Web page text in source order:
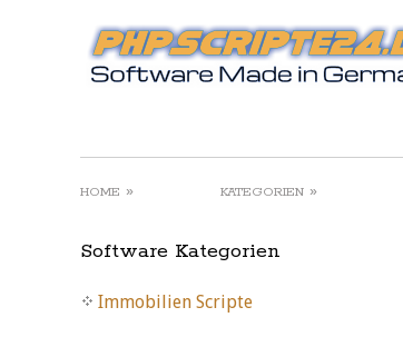
HOME » KATEGORIEN »
Software Kategorien
Immobilien Scripte